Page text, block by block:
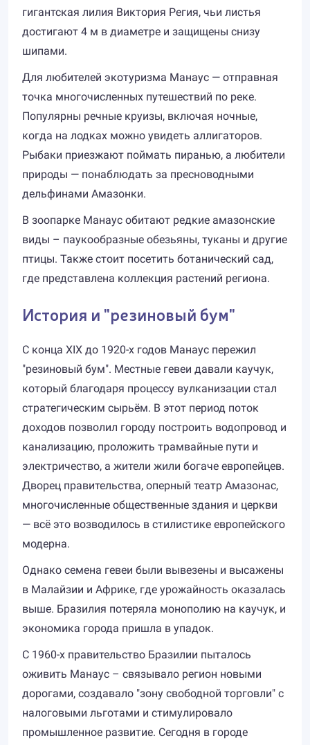
гигантская лилия Виктория Регия, чьи листья
достигают 4 м в диаметре и защищены снизу
шипами.
Для любителей экотуризма Манаус — отправная
точка многочисленных путешествий по реке.
Популярны речные круизы, включая ночные,
когда на лодках можно увидеть аллигаторов.
Рыбаки приезжают поймать пиранью, а любители
природы — понаблюдать за пресноводными
дельфинами Амазонки.
В зоопарке Манаус обитают редкие амазонские
виды – паукообразные обезьяны, туканы и другие
птицы. Также стоит посетить ботанический сад,
где представлена коллекция растений региона.
История и "резиновый бум"
С конца XIX до 1920-х годов Манаус пережил
"резиновый бум". Местные гевеи давали каучук,
который благодаря процессу вулканизации стал
стратегическим сырьём. В этот период поток
доходов позволил городу построить водопровод и
канализацию, проложить трамвайные пути и
электричество, а жители жили богаче европейцев.
Дворец правительства, оперный театр Амазонас,
многочисленные общественные здания и церкви
— всё это возводилось в стилистике европейского
модерна.
Однако семена гевеи были вывезены и высажены
в Малайзии и Африке, где урожайность оказалась
выше. Бразилия потеряла монополию на каучук, и
экономика города пришла в упадок.
С 1960-х правительство Бразилии пыталось
оживить Манаус – связывало регион новыми
дорогами, создавало "зону свободной торговли" с
налоговыми льготами и стимулировало
промышленное развитие. Сегодня в городе